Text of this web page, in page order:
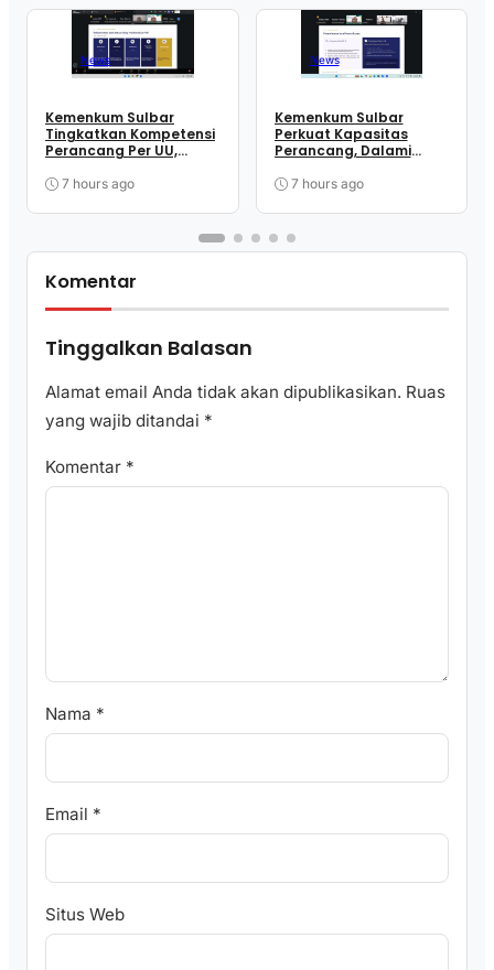
News
Kemenkum Sulbar
Tingkatkan Kompetensi
Perancang Per UU,
Berkualitas
7 hours ago
News
Kemenkum Sulbar
Perkuat Kapasitas
Perancang, Dalami
Pengundangan
7 hours ago
Komentar
Tinggalkan Balasan
Alamat email Anda tidak akan dipublikasikan. Ruas
yang wajib ditandai *
Komentar *
Nama *
Email *
Situs Web